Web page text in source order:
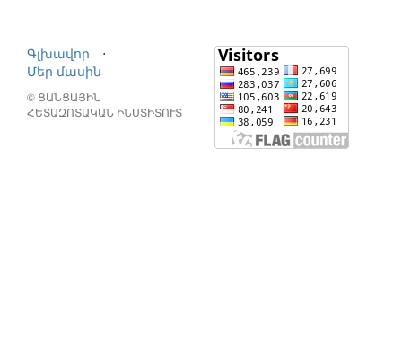
Գլխավոր
⋅
Մեր մասին
© ՑԱՆՑԱՅԻՆ
ՀԵՏԱԶՈՏԱԿԱՆ ԻՆՍՏԻՏՈՒՏ